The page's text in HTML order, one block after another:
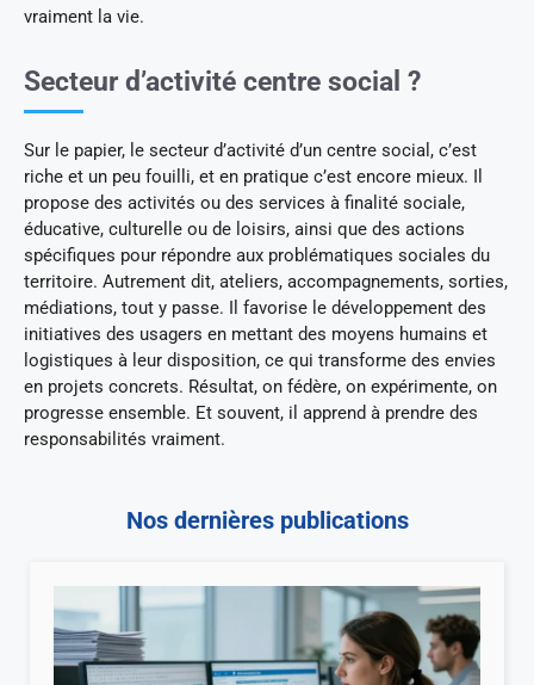
vraiment la vie.
Secteur d’activité centre social ?
Sur le papier, le secteur d’activité d’un centre social, c’est
riche et un peu fouilli, et en pratique c’est encore mieux. Il
propose des activités ou des services à finalité sociale,
éducative, culturelle ou de loisirs, ainsi que des actions
spécifiques pour répondre aux problématiques sociales du
territoire. Autrement dit, ateliers, accompagnements, sorties,
médiations, tout y passe. Il favorise le développement des
initiatives des usagers en mettant des moyens humains et
logistiques à leur disposition, ce qui transforme des envies
en projets concrets. Résultat, on fédère, on expérimente, on
progresse ensemble. Et souvent, il apprend à prendre des
responsabilités vraiment.
Nos dernières publications